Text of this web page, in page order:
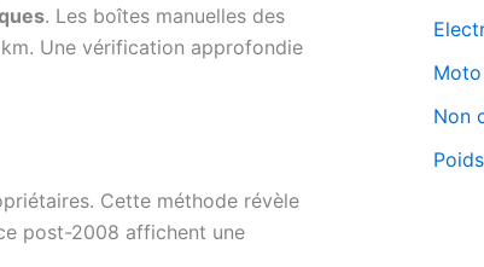
. Les boîtes manuelles des
Une vérification approfondie
Cette méthode révèle
post-2008 affichent une
Moto
Non